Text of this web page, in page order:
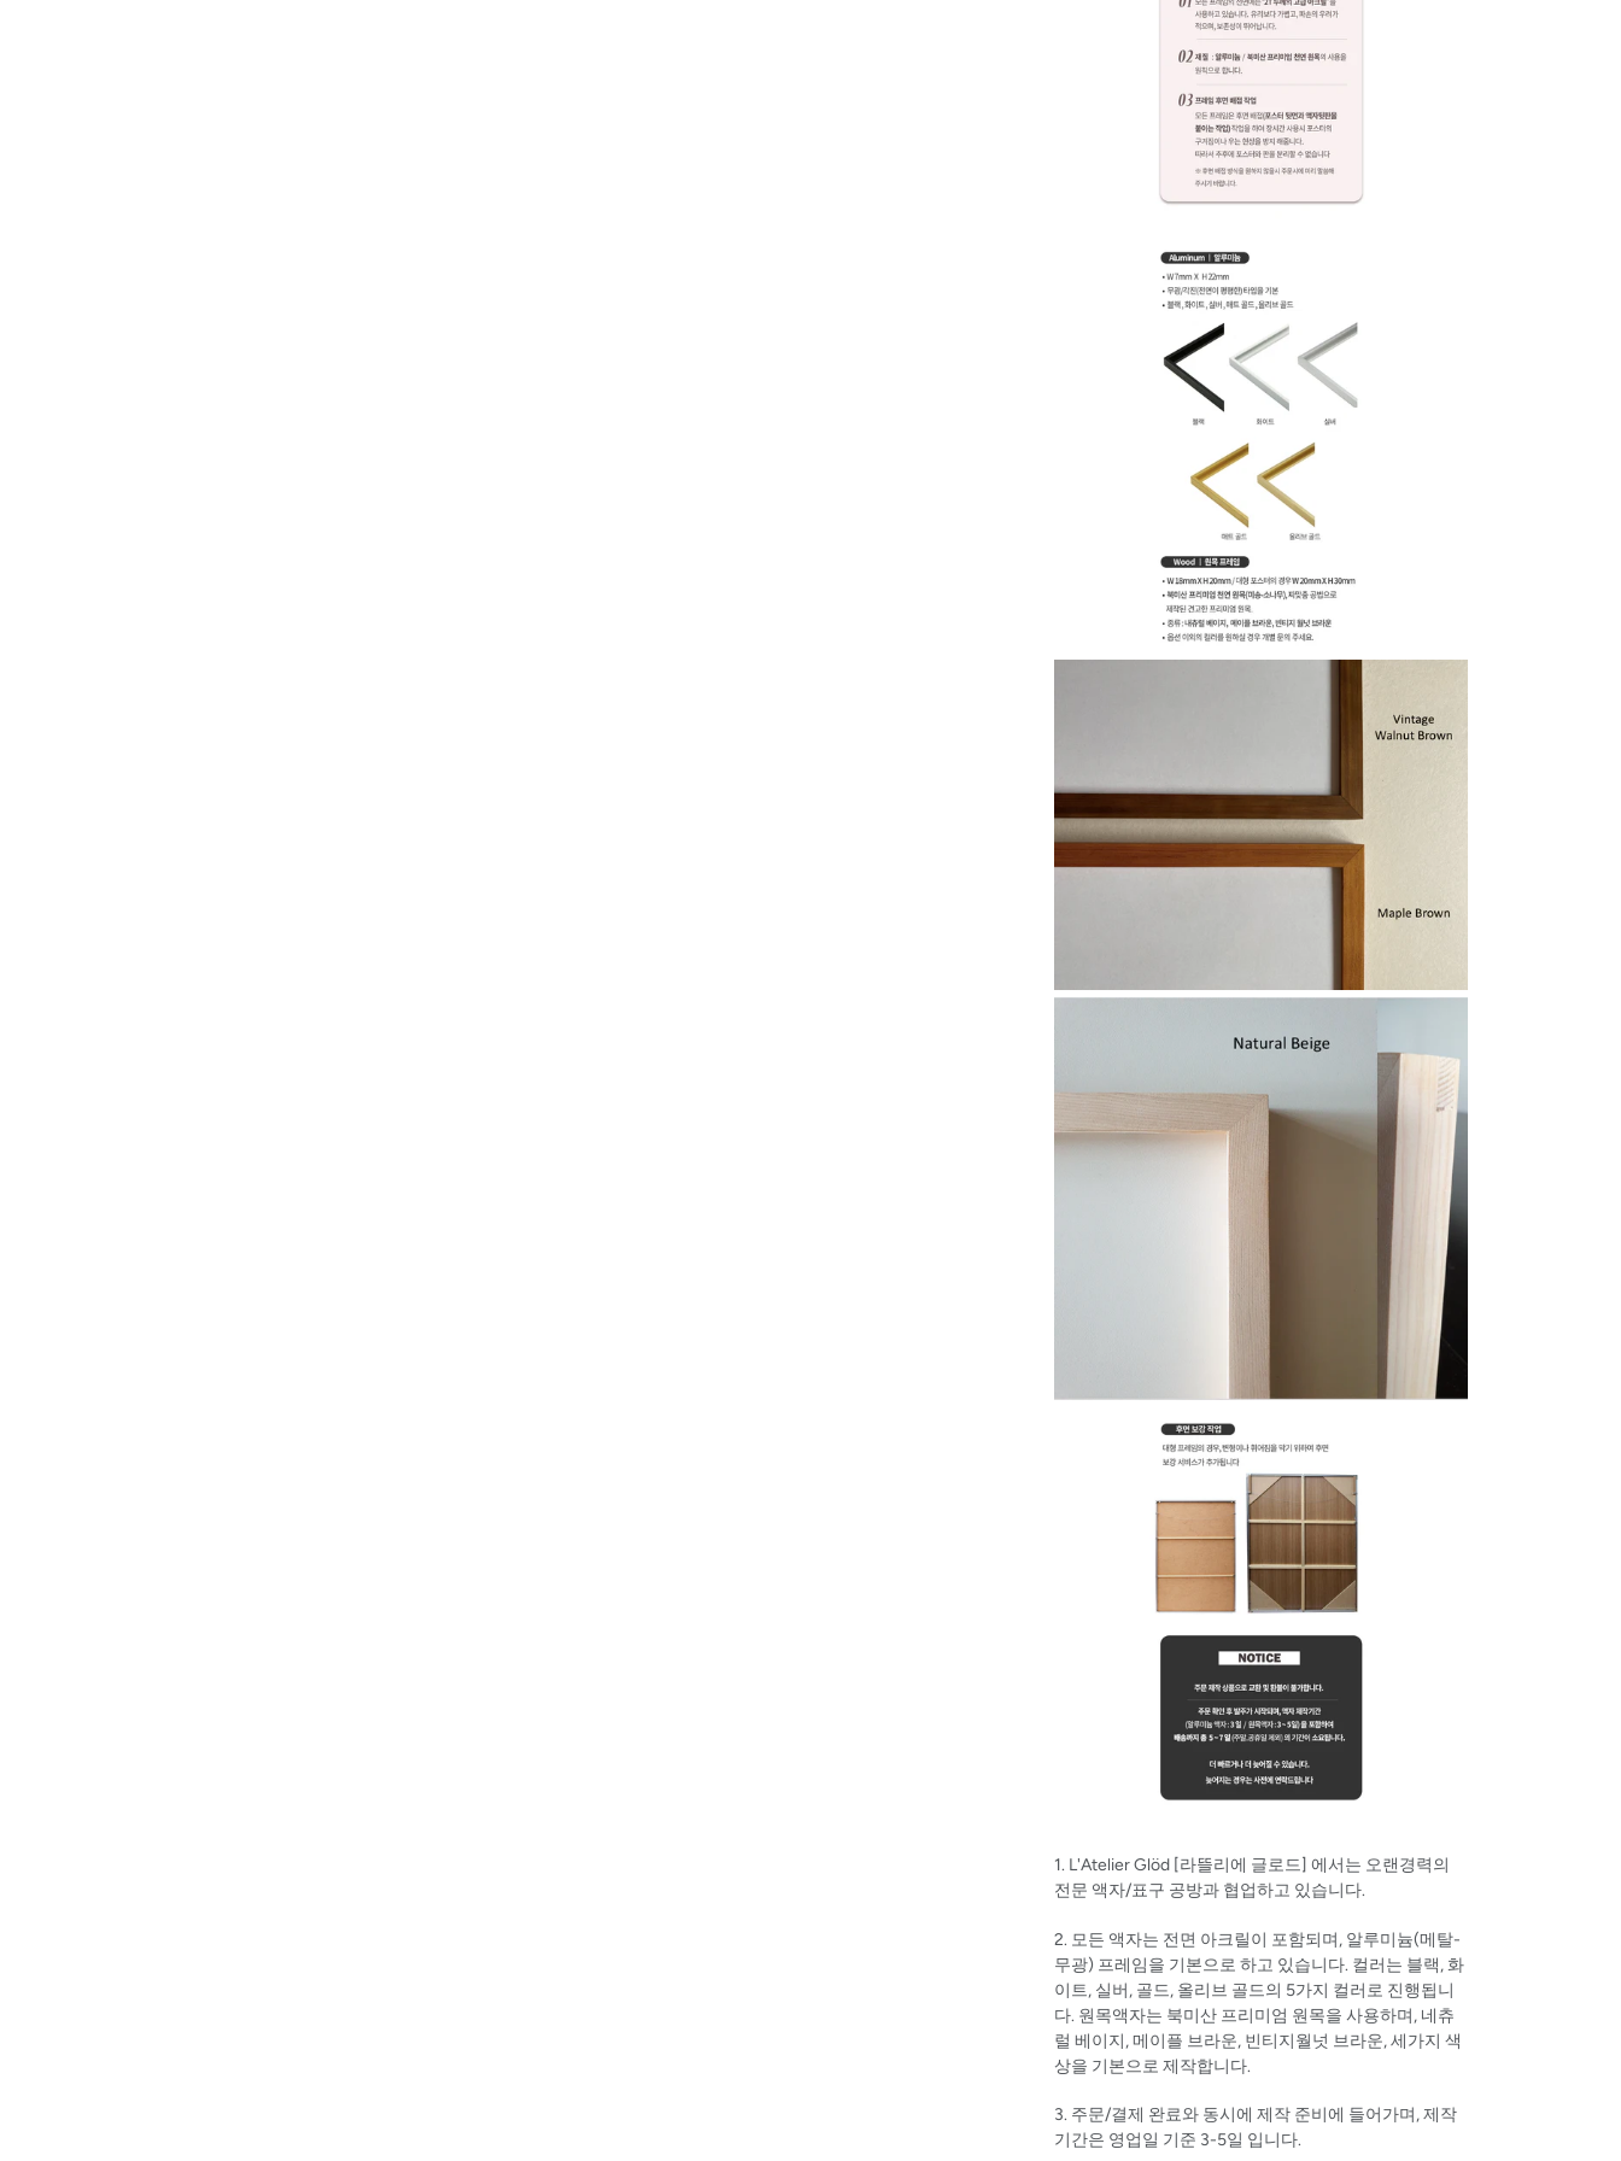
1. L'Atelier Glöd [라뜰리에 글로드] 에서는 오랜경력의
전문 액자/표구 공방과 협업하고 있습니다.
2. 모든 액자는 전면 아크릴이 포함되며, 알루미늄(메탈-
무광) 프레임을 기본으로 하고 있습니다. 컬러는 블랙, 화
이트, 실버, 골드, 올리브 골드의 5가지 컬러로 진행됩니
다. 원목액자는 북미산 프리미엄 원목을 사용하며, 네츄
럴 베이지, 메이플 브라운, 빈티지월넛 브라운, 세가지 색
상을 기본으로 제작합니다.
3. 주문/결제 완료와 동시에 제작 준비에 들어가며, 제작
기간은 영업일 기준 3-5일 입니다.